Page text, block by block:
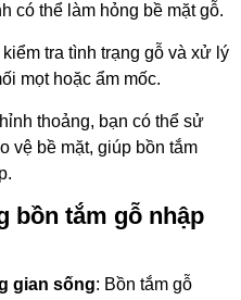
có thể làm hỏng bề mặt gỗ.
tra tình trạng gỗ và xử lý
mọt hoặc ẩm mốc.
thoảng, bạn có thể sử
vệ bề mặt, giúp bồn tắm
bồn tắm gỗ nhập
gian sống: Bồn tắm gỗ